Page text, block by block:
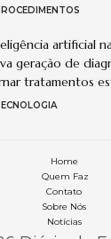
artificial
geração de
tratamentos
Home
Quem Faz
Contato
Sobre Nós
Notícias